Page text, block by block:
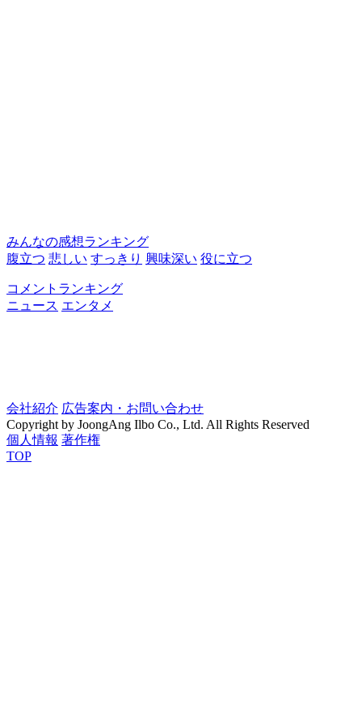
みんなの感想ランキング
腹立つ 悲しい すっきり 興味深い 役に立つ
コメントランキング
ニュース エンタメ
会社紹介 広告案内・お問い合わせ
Copyright by JoongAng Ilbo Co., Ltd. All Rights Reserved
個人情報 著作権
TOP